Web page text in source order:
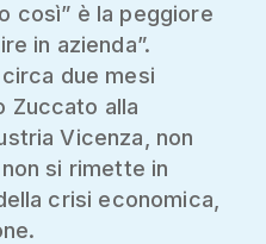
così” è la peggiore
in azienda”.
due mesi
Zuccato alla
Vicenza, non
si rimette in
crisi economica,